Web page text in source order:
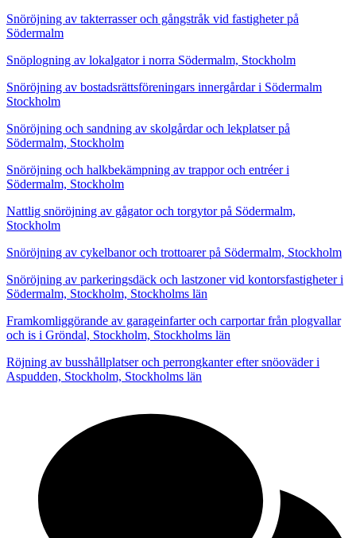
Snöröjning av takterrasser och gångstråk vid fastigheter på
Södermalm
Snöplogning av lokalgator i norra Södermalm, Stockholm
Snöröjning av bostadsrättsföreningars innergårdar i Södermalm
Stockholm
Snöröjning och sandning av skolgårdar och lekplatser på
Södermalm, Stockholm
Snöröjning och halkbekämpning av trappor och entréer i
Södermalm, Stockholm
Nattlig snöröjning av gågator och torgytor på Södermalm,
Stockholm
Snöröjning av cykelbanor och trottoarer på Södermalm, Stockholm
Snöröjning av parkeringsdäck och lastzoner vid kontorsfastigheter i
Södermalm, Stockholm, Stockholms län
Framkomliggörande av garageinfarter och carportar från plogvallar
och is i Gröndal, Stockholm, Stockholms län
Röjning av busshållplatser och perrongkanter efter snöoväder i
Aspudden, Stockholm, Stockholms län